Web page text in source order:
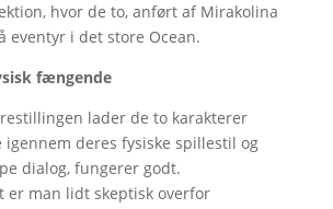
hvor de to, anført af Mirakolina
eventyr i det store Ocean.
fængende
lader de to karakterer
igennem deres fysiske spillestil og
dialog, fungerer godt.
er man lidt skeptisk overfor